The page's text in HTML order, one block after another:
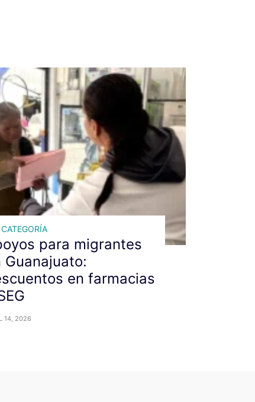
para migrantes
Guanajuato:
en farmacias
14, 2026